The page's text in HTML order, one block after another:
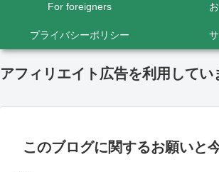
For foreigners
プライバシーポリシー
アフィリエイト広告を利用してい
このブログに関するお願いと